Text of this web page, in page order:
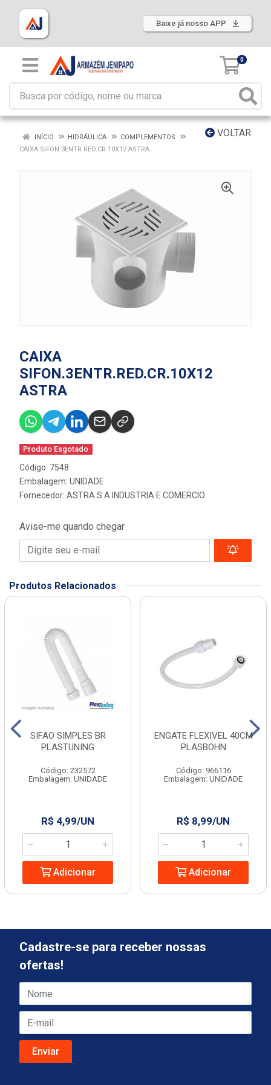
Baixe já nosso APP
0
VOLTAR
INÍCIO HIDRÁULICA
COMPLEMENTOS
CAIXA SIFON.3ENTR.RED.CR.10X12 ASTRA
CAIXA
SIFON.3ENTR.RED.CR.10X12
ASTRA
Produto Esgotado
Código: 7548
Embalagem: UNIDADE
Fornecedor: ASTRA S A INDUSTRIA E COMERCIO
Avise-me quando chegar
Produtos Relacionados
SIFAO SIMPLES BR
PLASTUNING
Código: 232572
Embalagem: UNIDADE
R$ 4,99/UN
Adicionar
ENGATE FLEXIVEL 40CM
PLASBOHN
Código: 966116
Embalagem: UNIDADE
R$ 8,99/UN
Adicionar
Cadastre-se para receber nossas
ofertas!